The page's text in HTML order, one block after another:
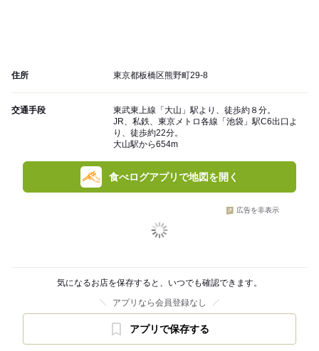
住所 東京都板橋区熊野町29-8
交通手段
東武東上線「大山」駅より、徒歩約８分。
JR、私鉄、東京メトロ各線「池袋」駅C6出口よ
り、徒歩約22分。
大山駅から654m
食べログアプリで地図を開く
広告を非表示
気になるお店を保存すると、いつでも確認できます。
アプリなら会員登録なし
アプリで保存する